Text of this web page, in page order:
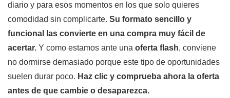
diario y para esos momentos en los que solo quieres
comodidad sin complicarte. Su formato sencillo y
funcional las convierte en una compra muy fácil de
acertar. Y como estamos ante una oferta flash, conviene
no dormirse demasiado porque este tipo de oportunidades
suelen durar poco. Haz clic y comprueba ahora la oferta
antes de que cambie o desaparezca.